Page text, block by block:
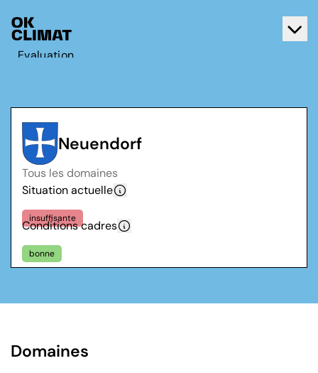
Evaluation
Contact
Français
Deutsch
Neuendorf
Tous les domaines
Situation actuelle
insuffisante
Conditions cadres
bonne
Domaines